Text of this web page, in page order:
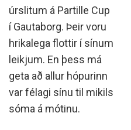
úrslitum á Partille Cup
í Gautaborg. Þeir voru
hrikalega flottir í sínum
leikjum. En þess má
geta að allur hópurinn
var félagi sínu til mikils
sóma á mótinu.